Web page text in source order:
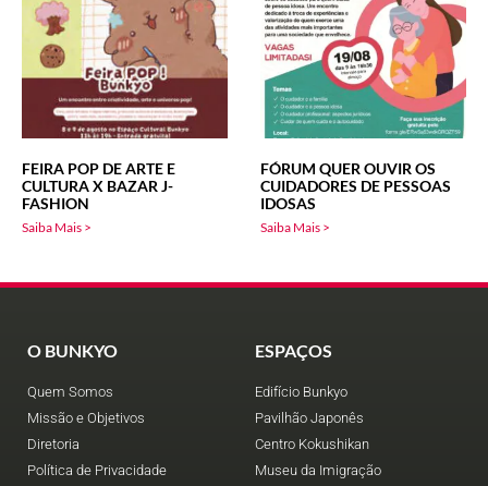
FEIRA POP DE ARTE E
CULTURA X BAZAR J-
FASHION
Saiba Mais >
FÓRUM QUER OUVIR OS
CUIDADORES DE PESSOAS
IDOSAS
Saiba Mais >
O BUNKYO
Quem Somos
Missão e Objetivos
Diretoria
Política de Privacidade
ESPAÇOS
Edifício Bunkyo
Pavilhão Japonês
Centro Kokushikan
Museu da Imigração